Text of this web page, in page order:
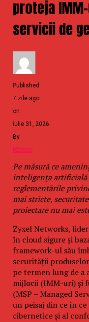
proteja
servicii de
Published
7 zile ago
on
iulie 31, 2026
By
b2bseo
Pe măsură ce
inteligența artificială
reglementările
mai stricte,
proiectare nu mai
Zyxel Networks,
în cloud sigure și
framework-ul său
securității
pe termen lung de
mijlocii (IMM-uri) și
(MSP – Managed
un peisaj din ce în
cibernetice și al